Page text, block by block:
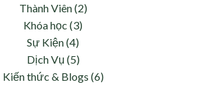
Thành Viên (2)
Khóa học (3)
Sự Kiện (4)
Dịch Vụ (5)
Kiến thức & Blogs (6)